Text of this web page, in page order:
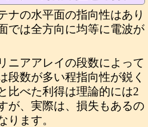
ナの水平面の指向性はあり
では全方向に均等に電波が
ニアアレイの段数によって
段数が多い程指向性が鋭く
比べた利得は理論的には2
が、実際は、損失もあるの
ります。